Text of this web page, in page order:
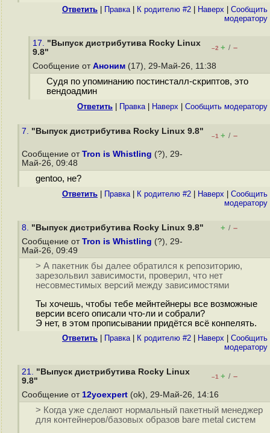
Ответить Правка| К родителю #2 Наверх
Cообщить
модератору
17. "Выпуск дистрибутива Rocky Linux
9.8"
–2 + / –
Сообщение от Аноним (17), 29-Май-26, 11:38
Судя по упоминанию постинсталл-скриптов, это
вендоадмин
Ответить Правка| Наверх Cообщить модератору
7. "Выпуск дистрибутива Rocky Linux 9.8"
–1 + / –
Сообщение от Tron is Whistling (?), 29-
Май-26, 09:48
gentoo, не?
Ответить Правка| К родителю #2 Наверх
Cообщить
модератору
8. "Выпуск дистрибутива Rocky Linux 9.8" + / –
Сообщение от Tron is Whistling (?), 29-
Май-26, 09:49
> А пакетник бы далее обратился к репозиторию,
зарезольвил зависимости, проверил, что нет
несовместимых версий между зависимостями
Ты хочешь, чтобы тебе мейнтейнеры все возможные
версии всего описали что-ли и собрали?
Э нет, в этом прописывании придётся всё конпелять.
Ответить Правка| К родителю #2 Наверх
Cообщить
модератору
21. "Выпуск дистрибутива Rocky Linux
9.8"
–1 + / –
Сообщение от 12yoexpert (ok), 29-Май-26, 14:16
> Когда уже сделают нормальный пакетный менеджер
для контейнеров/базовых образов bare metal систем